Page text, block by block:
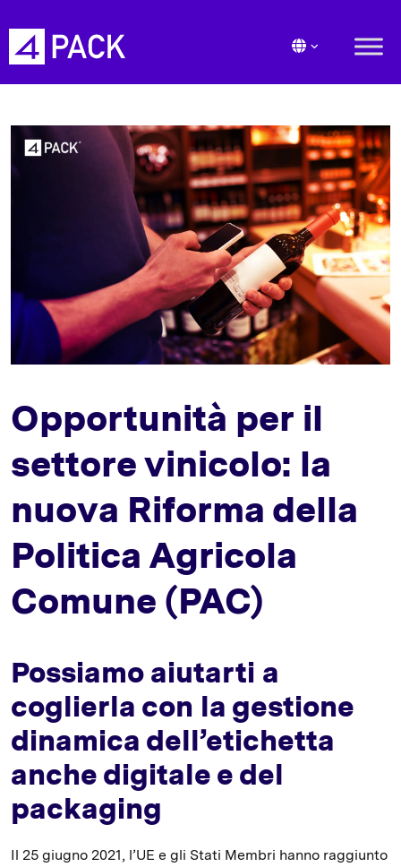
Opportunità per il
settore vinicolo: la
nuova Riforma della
Politica Agricola
Comune (PAC)
Possiamo aiutarti a
coglierla con la gestione
dinamica dell’etichetta
anche digitale e del
packaging
Il 25 giugno 2021, l’UE e gli Stati Membri hanno raggiunto